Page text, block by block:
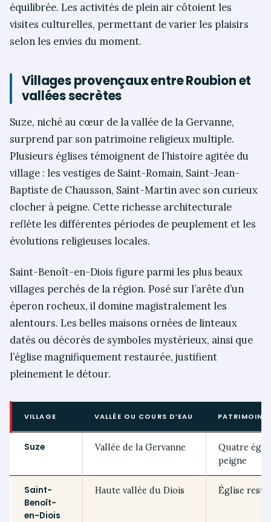
équilibrée. Les activités de plein air côtoient les
visites culturelles, permettant de varier les plaisirs
selon les envies du moment.
Villages provençaux entre Roubion et
vallées secrètes
Suze, niché au cœur de la vallée de la Gervanne,
surprend par son patrimoine religieux multiple.
Plusieurs églises témoignent de l’histoire agitée du
village : les vestiges de Saint-Romain, Saint-Jean-
Baptiste de Chausson, Saint-Martin avec son curieux
clocher à peigne. Cette richesse architecturale
reflète les différentes périodes de peuplement et les
évolutions religieuses locales.
Saint-Benoît-en-Diois figure parmi les plus beaux
villages perchés de la région. Posé sur l’arête d’un
éperon rocheux, il domine magistralement les
alentours. Les belles maisons ornées de linteaux
datés ou décorés de symboles mystérieux, ainsi que
l’église magnifiquement restaurée, justifient
pleinement le détour.
VILLAGE VALLÉE OU COURS D’EAU PATRIMOINE
Suze Vallée de la Gervanne
Quatre
peigne
Saint-
Benoît-
en-Diois
Haute vallée du Diois Église